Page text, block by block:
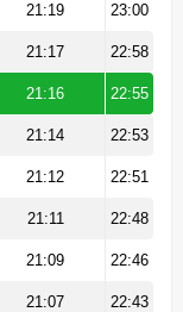
21:19 23:00
21:17 22:58
21:16 22:55
21:14 22:53
21:12 22:51
21:11 22:48
21:09 22:46
21:07 22:43